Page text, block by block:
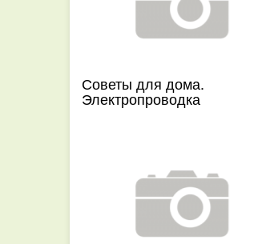
Советы для дома.
Электропроводка